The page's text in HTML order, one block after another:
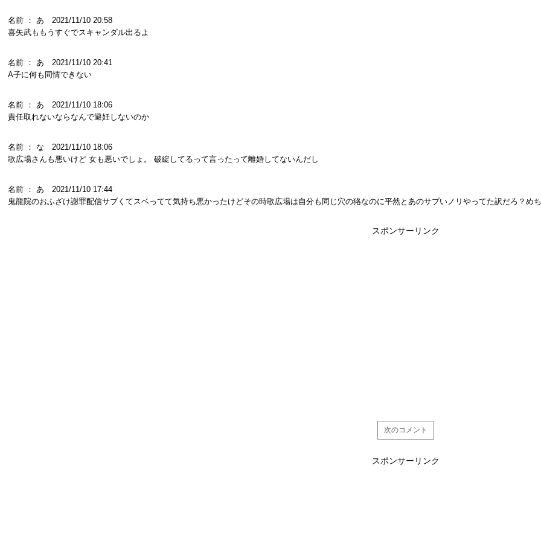
名前 ： あ 2021/11/10 20:58
喜矢武ももうすぐでスキャンダル出るよ
名前 ： あ 2021/11/10 20:41
A子に何も同情できない
名前 ： あ 2021/11/10 18:06
責任取れないならなんで避妊しないのか
名前 ： な 2021/11/10 18:06
歌広場さんも悪いけど 女も悪いでしょ。 破綻してるって言ったって離婚してないんだし
名前 ： あ 2021/11/10 17:44
鬼龍院のおふざけ謝罪配信サブくてスベってて気持ち悪かったけどその時歌広場は自分も同じ穴の狢なのに平然とあのサブいノリやってた訳だろ？め
スポンサーリンク
次のコメント
スポンサーリンク